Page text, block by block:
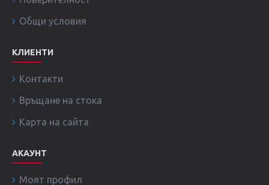
Общи условия
КЛИЕНТИ
Контакти
Връщане на стока
Карта на сайта
АКАУНТ
Моят профил